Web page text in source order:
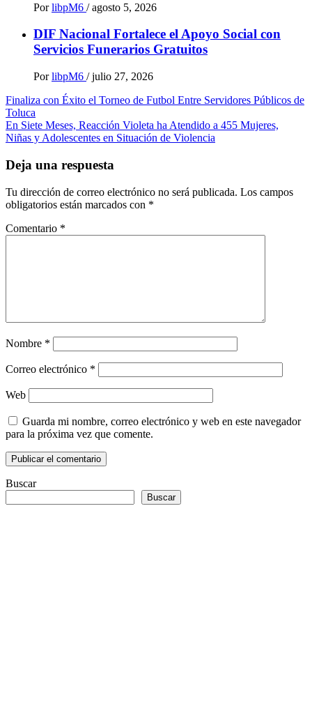
Por libpM6 / agosto 5, 2026
DIF Nacional Fortalece el Apoyo Social con
Servicios Funerarios Gratuitos
Por libpM6 / julio 27, 2026
Navegación
de
entradas
Finaliza con Éxito el Torneo de Futbol Entre Servidores Públicos de
Toluca
En Siete Meses, Reacción Violeta ha Atendido a 455 Mujeres,
Niñas y Adolescentes en Situación de Violencia
Deja una respuesta
Tu dirección de correo electrónico no será publicada. Los campos
obligatorios están marcados con *
Comentario *
Nombre *
Correo electrónico *
Web
Guarda mi nombre, correo electrónico y web en este navegador
para la próxima vez que comente.
Buscar
Buscar